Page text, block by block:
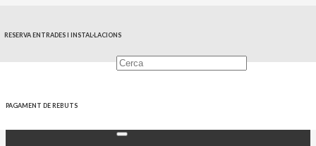
RESERVA ENTRADES I INSTAL·LACIONS
PAGAMENT DE REBUTS